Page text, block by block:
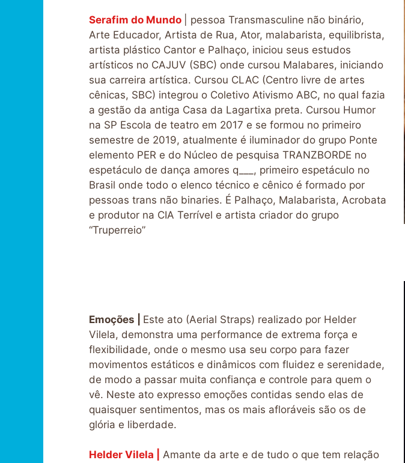
Serafim do Mundo
| pessoa Transmasculine não binário,
Arte Educador, Artista de Rua, Ator, malabarista, equilibrista,
artista plástico Cantor e Palhaço, iniciou seus estudos
artísticos no CAJUV (SBC) onde cursou Malabares, iniciando
sua carreira artística. Cursou CLAC (Centro livre de artes
cênicas, SBC) integrou o Coletivo Ativismo ABC, no qual fazia
a gestão da antiga Casa da Lagartixa preta. Cursou Humor
na SP Escola de teatro em 2017 e se formou no primeiro
semestre de 2019, atualmente é iluminador do grupo Ponte
elemento PER e do Núcleo de pesquisa TRANZBORDE no
espetáculo de dança amores q___, primeiro espetáculo no
Brasil onde todo o elenco técnico e cênico é formado por
pessoas trans não binaries. É Palhaço, Malabarista, Acrobata
e produtor na CIA Terrível e artista criador do grupo
“Truperreio”
Emoções | Este ato (Aerial Straps) realizado por Helder
Vilela, demonstra uma performance de extrema força e
flexibilidade, onde o mesmo usa seu corpo para fazer
movimentos estáticos e dinâmicos com fluidez e serenidade,
de modo a passar muita confiança e controle para quem o
vê. Neste ato expresso emoções contidas sendo elas de
quaisquer sentimentos, mas os mais afloráveis são os de
glória e liberdade.
Helder Vilela |
Amante da arte e de tudo o que tem relação